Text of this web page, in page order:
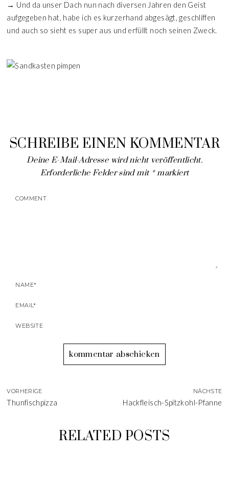
→ Und da unser Dach nun nach diversen Jahren den Geist
aufgegeben hat, habe ich es kurzerhand abgesägt, geschliffen
und auch so sieht es super aus und erfüllt noch seinen Zweck.
SCHREIBE EINEN KOMMENTAR
Deine E-Mail-Adresse wird nicht veröffentlicht.
Erforderliche Felder sind mit *markiert
VORHERIGE
Thunfischpizza
NÄCHSTE
Hackfleisch-Spitzkohl-Pfanne
RELATED POSTS